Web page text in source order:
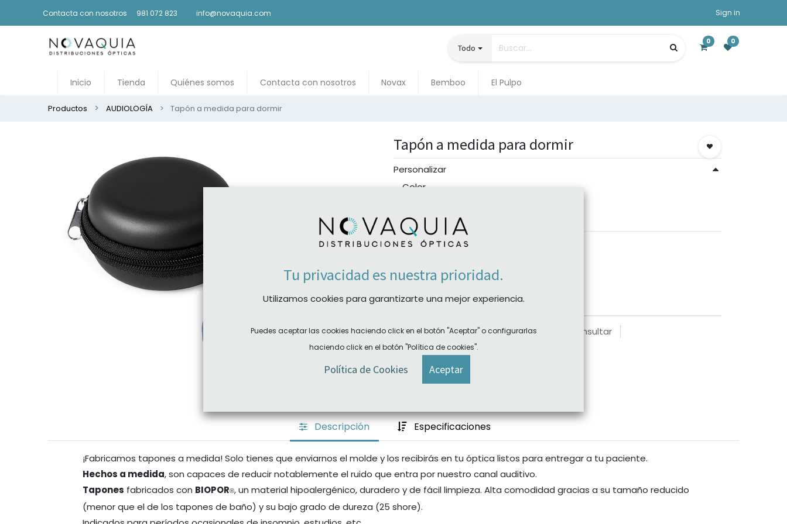
Contacta con nosotros 981 072 823 info@novaquia.com Sign in
Todo
0 0
Inicio Tienda Quiénes somos Contacta con nosotros Novax Bemboo El Pulpo
Productos AUDIOLOGÍA Tapón a medida para dormir
Tapón a medida para dormir
Personalizar
Color
REF:
Categoría: Tapones de baño
Plazo devolución: sujeto a producto, consultar
Plazo de entrega:
Descripción Especificaciones
¡Fabricamos tapones a medida! Solo tienes que enviarnos el molde y los recibirás en tu óptica listos para entregar a tu paciente.
Hechos a medida, son capaces de reducir notablemente el ruido que entra por nuestro canal auditivo.
Tapones fabricados con BIOPOR®, un material hipoalergénico, duradero y de fácil limpieza. Alta comodidad gracias a su tamaño reducido
(menor que el de los tapones de baño) y su bajo grado de dureza (25 shore).
Tu privacidad es nuestra prioridad.
Utilizamos cookies para garantizarte una mejor experiencia.
Puedes aceptar las cookies haciendo click en el botón "Aceptar" o configurarlas
haciendo click en el botón "Política de cookies".
Política de Cookies Aceptar